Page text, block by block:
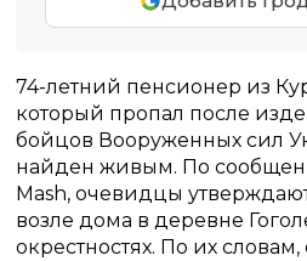
74-летний пенсионер из
который пропал после
бойцов Вооруженных сил
найден живым. По
Mash, очевидцы
возле дома в деревне
окрестностях. По их